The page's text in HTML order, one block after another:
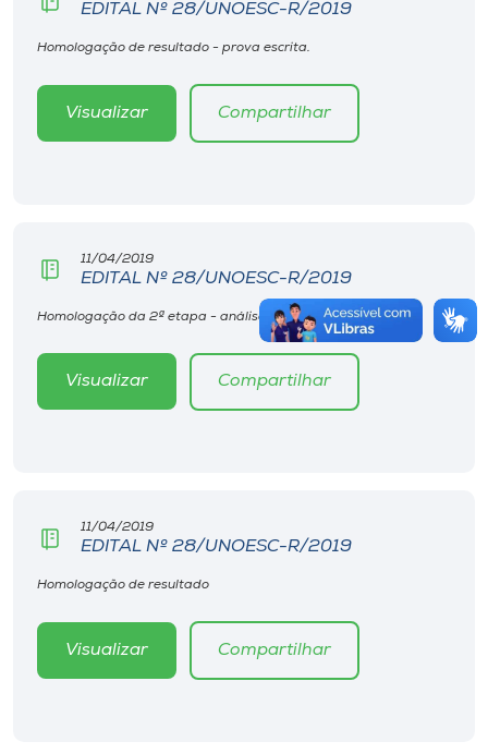
EDITAL Nº 28/UNOESC-R/2019
Homologação de resultado - prova escrita.
Visualizar Compartilhar
11/04/2019
EDITAL Nº 28/UNOESC-R/2019
Homologação da 2ª etapa - análise de currículo
Visualizar Compartilhar
11/04/2019
EDITAL Nº 28/UNOESC-R/2019
Homologação de resultado
Visualizar Compartilhar